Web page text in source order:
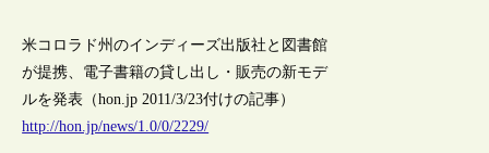
米コロラド州のインディーズ出版社と図書館
が提携、電子書籍の貸し出し・販売の新モデ
ルを発表（hon.jp 2011/3/23付けの記事）
http://hon.jp/news/1.0/0/2229/